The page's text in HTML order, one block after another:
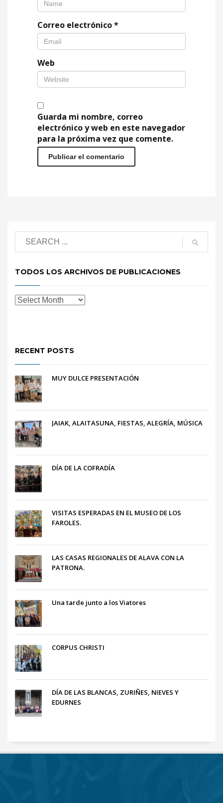
Correo electrónico*
Web
Guarda mi nombre, correo
electrónico y web en este navegador
para la próxima vez que comente.
TODOS LOS ARCHIVOS DE PUBLICACIONES
RECENT POSTS
MUY DULCE PRESENTACIÓN
JAIAK, ALAITASUNA, FIESTAS, ALEGRÍA, MÚSICA
DÍA DE LA COFRADÍA
VISITAS ESPERADAS EN EL MUSEO DE LOS
FAROLES.
LAS CASAS REGIONALES DE ALAVA CON LA
PATRONA.
Una tarde junto a los Viatores
CORPUS CHRISTI
DÍA DE LAS BLANCAS, ZURIÑES, NIEVES Y
EDURNES